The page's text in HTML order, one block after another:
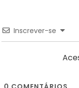
Inscrever-se